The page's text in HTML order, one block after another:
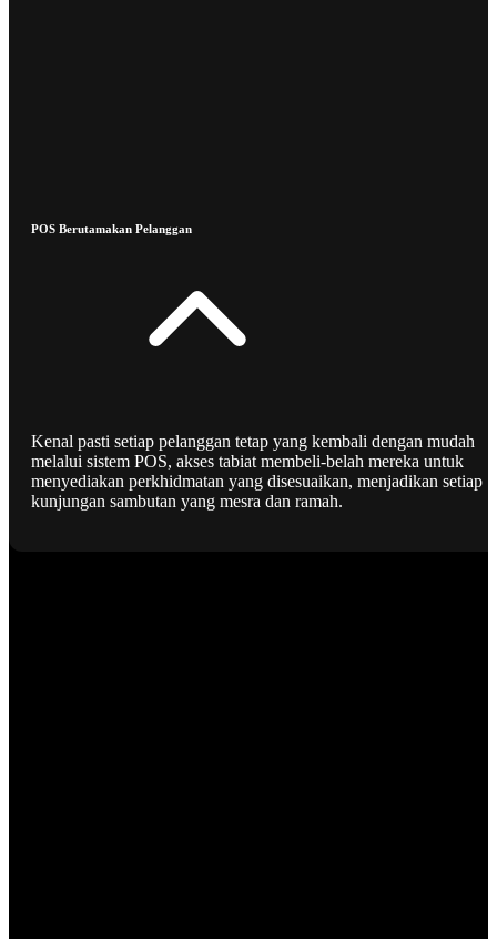
POS Berutamakan Pelanggan
Kenal pasti setiap pelanggan tetap yang kembali dengan mudah
melalui sistem POS, akses tabiat membeli-belah mereka untuk
menyediakan perkhidmatan yang disesuaikan, menjadikan setiap
kunjungan sambutan yang mesra dan ramah.